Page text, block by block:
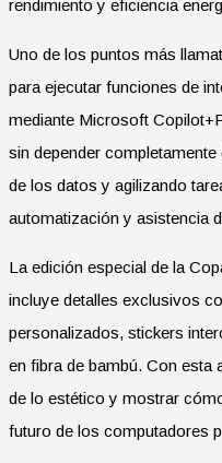
rendimiento y eficiencia
Uno de los puntos más
para ejecutar funciones de
mediante Microsoft
sin depender
de los datos y agilizando
automatización y asistencia
La edición especial de la
incluye detalles exclusivos
personalizados, stickers
en fibra de bambú. Con esta
de lo estético y mostrar
futuro de los computadores